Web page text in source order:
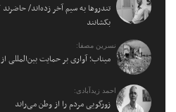
تندروها به سیم آخر زده‌اند/
بکشانند
نسرین مصفا:
میناب؛ آواری بر حمایت
احمد زیدآبادی:
زورگویی مردم را از وطن می‌راند